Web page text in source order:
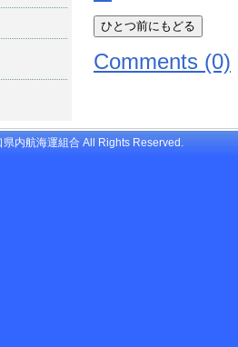
Comments (0)
内航海運組合 All Rights Reserved.